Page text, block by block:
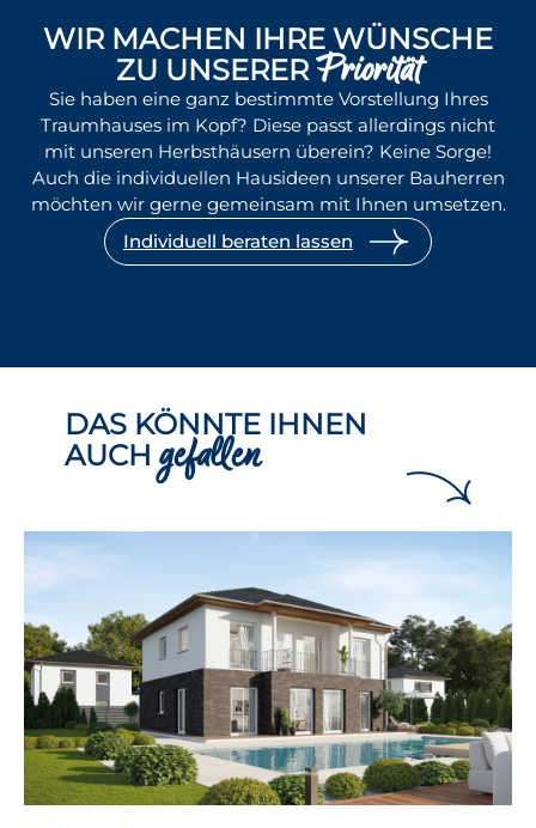
WIR MACHEN IHRE WÜNSCHE
ZU UNSERERPriorität
Sie haben eine ganz bestimmte Vorstellung Ihres
Traumhauses im Kopf? Diese passt allerdings nicht
mit unseren Herbsthäusern überein? Keine Sorge!
Auch die individuellen Hausideen unserer Bauherren
möchten wir gerne gemeinsam mit Ihnen umsetzen.
Individuell beraten lassen
DAS KÖNNTE IHNEN
AUCH gefallen